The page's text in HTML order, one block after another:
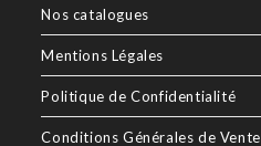
Nos catalogues
Mentions Légales
Politique de Confidentialité
Conditions Générales de Vente